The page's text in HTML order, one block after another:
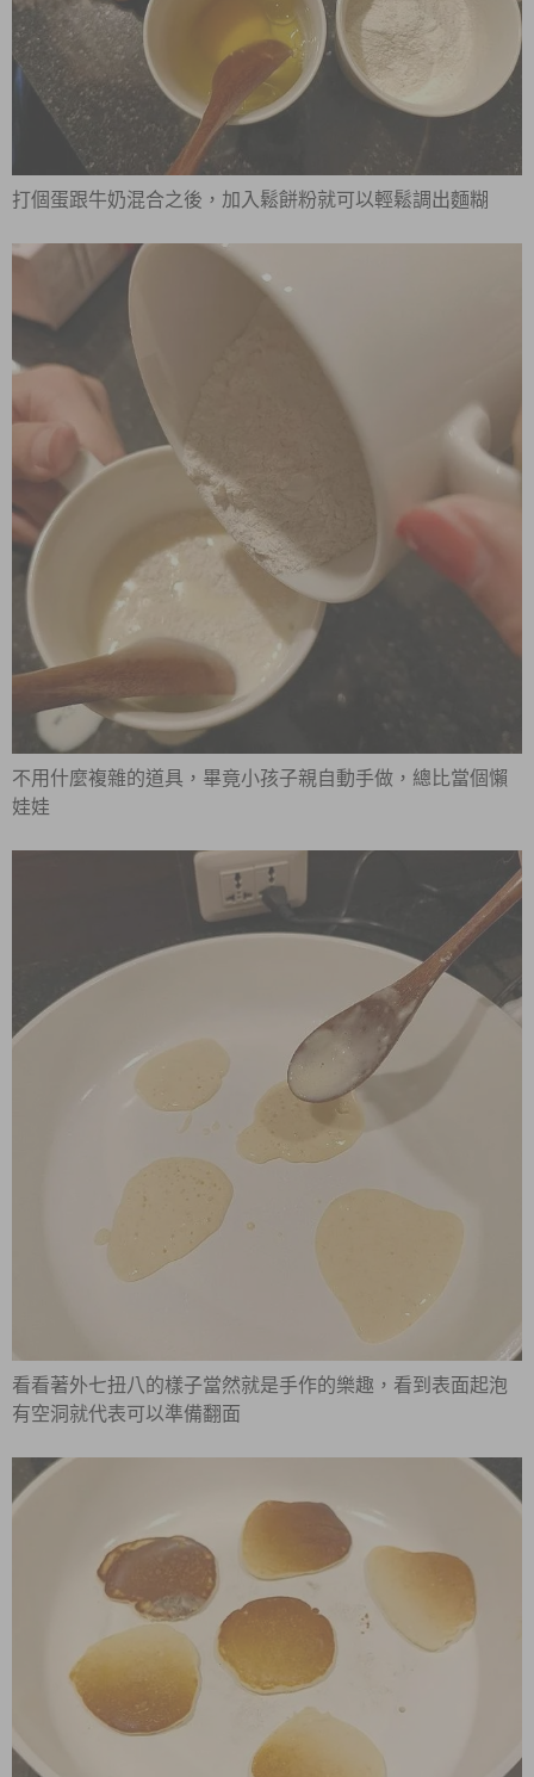
打個蛋跟牛奶混合之後，加入鬆餅粉就可以輕鬆調出麵糊
不用什麼複雜的道具，畢竟小孩子親自動手做，總比當個懶
娃娃
看看著外七扭八的樣子當然就是手作的樂趣，看到表面起泡
有空洞就代表可以準備翻面